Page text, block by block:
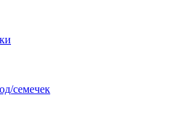
семечек